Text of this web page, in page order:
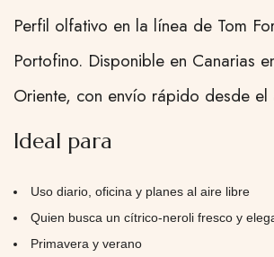
Perfil olfativo en la línea de Tom
Portofino. Disponible en Canarias
Oriente, con envío rápido desde el
Ideal para
Uso diario, oficina y planes al aire libre
Quien busca un cítrico-neroli fresco y
Primavera y verano